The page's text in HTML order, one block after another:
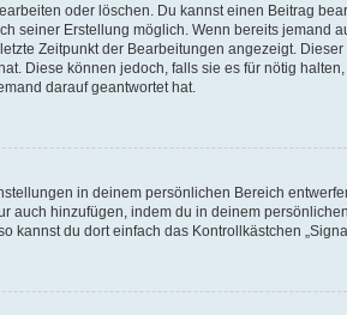
oder löschen. Du kannst einen Beitrag
seiner Erstellung möglich. Wenn bereits jemand
Zeitpunkt der Bearbeitungen angezeigt.
Diese können jedoch, falls sie es für nötig
darauf geantwortet hat.
in deinem persönlichen Bereich
auch hinzufügen, indem du in deinem
du dort einfach das Kontrollkästchen